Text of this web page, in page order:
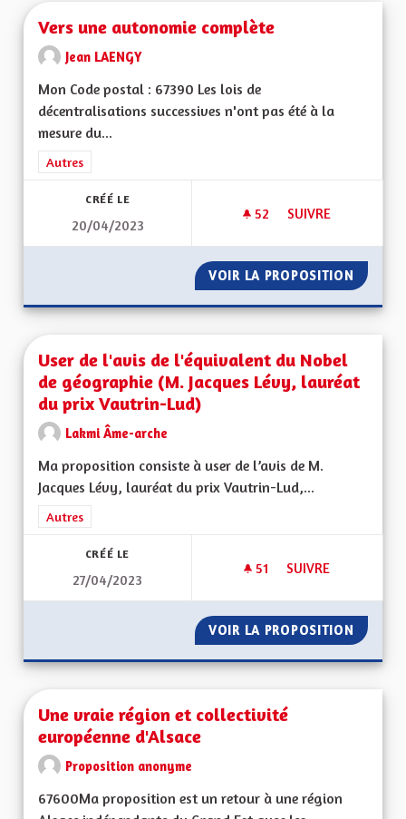
Vers une autonomie complète
Jean LAENGY
Mon Code postal : 67390 Les lois de
décentralisations successives n'ont pas été à la
mesure du...
Filtrer les résultats de la catégorie : Autres
Autres
CRÉÉ LE
20/04/2023
52 52 ABONNÉS
SUIVRE
VOIR LA PROPOSITION VERS
User de l'avis de l'équivalent du Nobel
de géographie (M. Jacques Lévy, lauréat
du prix Vautrin-Lud)
Lakmi Âme-arche
Ma proposition consiste à user de l’avis de M.
Jacques Lévy, lauréat du prix Vautrin-Lud,...
Filtrer les résultats de la catégorie : Autres
Autres
CRÉÉ LE
27/04/2023
51 51 ABONNÉS
SUIVRE
VOIR LA PROPOSITION USER
Une vraie région et collectivité
européenne d'Alsace
Proposition anonyme
67600Ma proposition est un retour à une région